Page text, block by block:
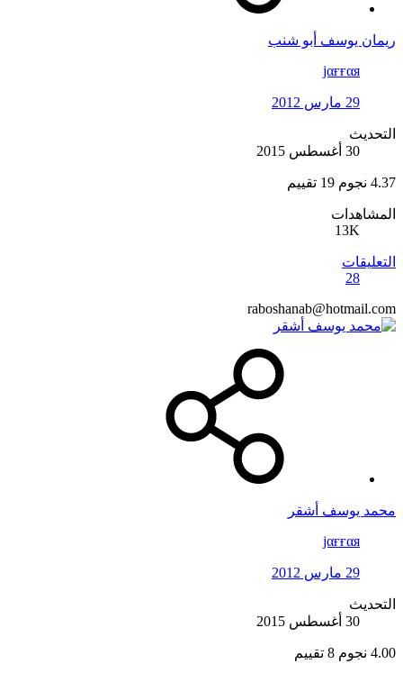
ريمان يوسف أبو شنب
jαғғαя
29 مارس 2012
التحديث
30 أغسطس 2015
4.37 نجوم 19 تقييم
المشاهدات
13K
التعليقات
28
raboshanab@hotmail.com
محمد يوسف أشقر
jαғғαя
29 مارس 2012
التحديث
30 أغسطس 2015
4.00 نجوم 8 تقييم